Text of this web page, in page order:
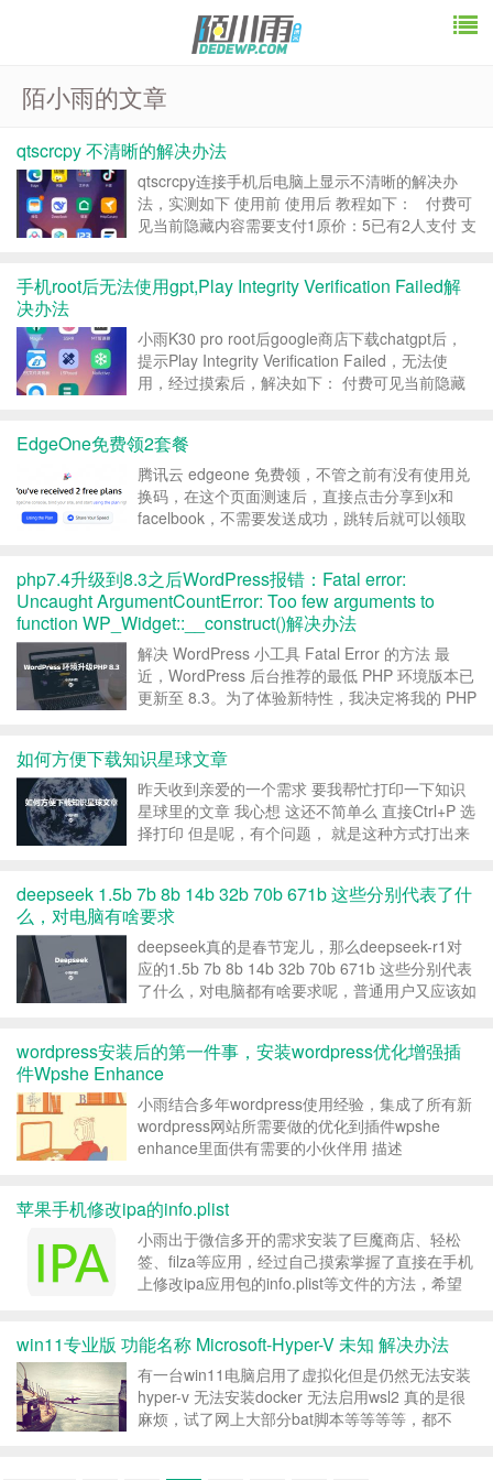
陌小雨的文章
qtscrcpy 不清晰的解决办法
qtscrcpy连接手机后电脑上显示不清晰的解决办
法，实测如下 使用前 使用后 教程如下： 付费可
见当前隐藏内容需要支付1原价：5已有2人支付 支
手机root后无法使用gpt,Play Integrity Verification Failed解
决办法
小雨K30 pro root后google商店下载chatgpt后，
提示Play Integrity Verification Failed，无法使
用，经过摸索后，解决如下： 付费可见当前隐藏
EdgeOne免费领2套餐
腾讯云 edgeone 免费领，不管之前有没有使用兑
换码，在这个页面测速后，直接点击分享到x和
facelbook，不需要发送成功，跳转后就可以领取
雨科技 _武汉网站建...
php7.4升级到8.3之后WordPress报错：Fatal error:
Uncaught ArgumentCountError: Too few arguments to
function WP_Widget::__construct()解决办法
解决 WordPress 小工具 Fatal Error 的方法 最
近，WordPress 后台推荐的最低 PHP 环境版本已
更新至 8.3。为了体验新特性，我决定将我的 PHP
如何方便下载知识星球文章
昨天收到亲爱的一个需求 要我帮忙打印一下知识
星球里的文章 我心想 这还不简单么 直接Ctrl+P 选
择打印 但是呢，有个问题， 就是这种方式打出来
项那里 有个页眉页脚设置 关闭吧，...
deepseek 1.5b 7b 8b 14b 32b 70b 671b 这些分别代表了什
么，对电脑有啥要求
deepseek真的是春节宠儿，那么deepseek-r1对
应的1.5b 7b 8b 14b 32b 70b 671b 这些分别代表
了什么，对电脑都有啥要求呢，普通用户又应该如
wordpress安装后的第一件事，安装wordpress优化增强插
件Wpshe Enhance
小雨结合多年wordpress使用经验，集成了所有新
wordpress网站所需要做的优化到插件wpshe
enhance里面供有需要的小伙伴用 描述
和功能性。它提供了多种功能...
苹果手机修改ipa的info.plist
小雨出于微信多开的需求安装了巨魔商店、轻松
签、filza等应用，经过自己摸索掌握了直接在手机
上修改ipa应用包的info.plist等文件的方法，希望
支付查看 转载请注明：小雨科技 _武...
win11专业版 功能名称 Microsoft-Hyper-V 未知 解决办法
有一台win11电脑启用了虚拟化但是仍然无法安装
hyper-v 无法安装docker 无法启用wsl2 真的是很
麻烦，试了网上大部分bat脚本等等等等，都不